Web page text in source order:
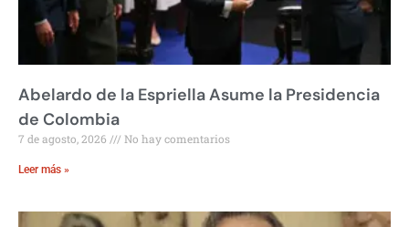
Abelardo de la Espriella Asume la Presidencia
de Colombia
7 de agosto, 2026 No hay comentarios
Leer más »